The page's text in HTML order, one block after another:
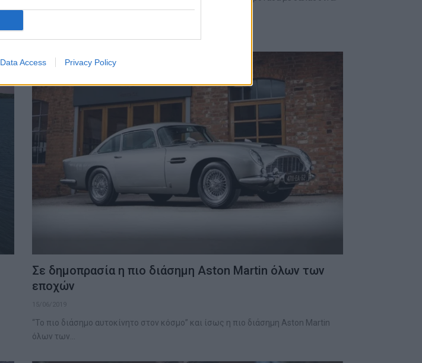
Data Access Privacy Policy
Είναι το πρώτο…
WHEELS
Σε δημοπρασία η πιο διάσημη Aston Martin όλων των
εποχών
15/06/2019
“Το πιο διάσημο αυτοκίνητο στον κόσμο” και ίσως η πιο διάσημη Aston Martin
όλων των…